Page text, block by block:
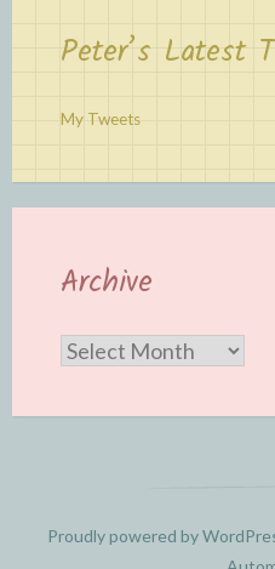
Peter’s Latest
My Tweets
Archive
Archive
Proudly powered by